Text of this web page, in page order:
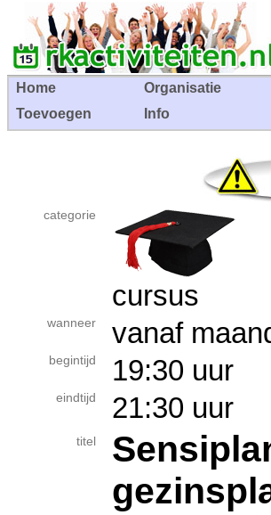
Home Organisatie
Toevoegen
Info
categorie
cursus
wanneer vanaf
begintijd 19:30 uur
eindtijd 21:30 uur
titel